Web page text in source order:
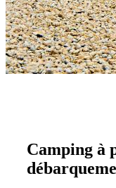
Camping à